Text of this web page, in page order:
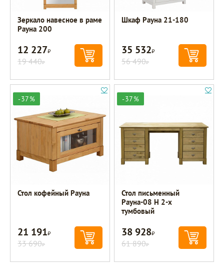
Зеркало навесное в раме
Рауна 200
12 227Р
19 440Р
Шкаф Рауна 21-180
35 532Р
56 490Р
-37%
Стол кофейный Рауна
21 191Р
33 690Р
-37%
Стол письменный
Рауна-08 Н 2-х
тумбовый
38 928Р
61 890Р